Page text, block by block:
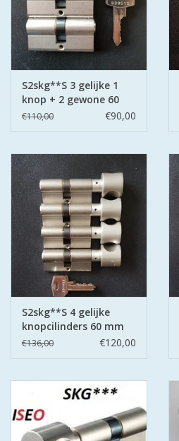
S2skg**S 3 gelijke 1
knop + 2 gewone 60
mm 30-30
€110,00 €90,00
S2skg**S 4 gelijke
knopcilinders 60 mm
30/30 6 sleutels
€136,00 €120,00